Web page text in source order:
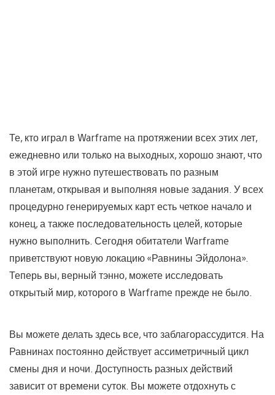
Те, кто играл в Warframe на протяжении всех этих лет,
ежедневно или только на выходных, хорошо знают, что
в этой игре нужно путешествовать по разным
планетам, открывая и выполняя новые задания. У всех
процедурно генерируемых карт есть четкое начало и
конец, а также последовательность целей, которые
нужно выполнить. Сегодня обитатели Warframe
приветствуют новую локацию «Равнины Эйдолона».
Теперь вы, верный тэнно, можете исследовать
открытый мир, которого в Warframe прежде не было.
Вы можете делать здесь все, что заблагорассудится. На
Равнинах постоянно действует ассиметричный цикл
смены дня и ночи. Доступность разных действий
зависит от времени суток. Вы можете отдохнуть с